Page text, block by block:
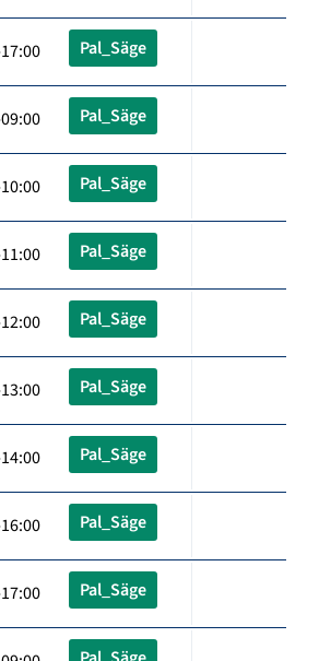
Pal_Säge
Pal_Säge
Pal_Säge
Pal_Säge
Pal_Säge
Pal_Säge
Pal_Säge
Pal_Säge
Pal_Säge